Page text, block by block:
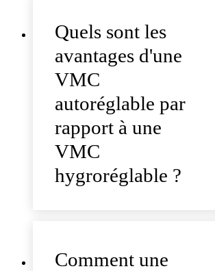
Quels sont les
avantages d'une
VMC
autoréglable par
rapport à une
VMC
hygroréglable ?
Comment une